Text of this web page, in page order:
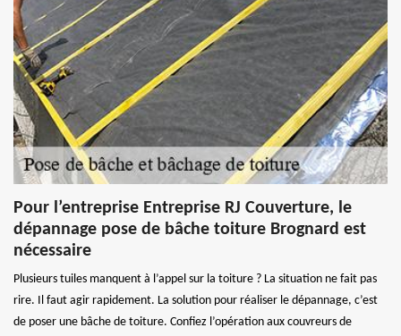
Pour l’entreprise Entreprise RJ Couverture, le
dépannage pose de bâche toiture Brognard est
nécessaire
Plusieurs tuiles manquent à l’appel sur la toiture ? La situation ne fait pas
rire. Il faut agir rapidement. La solution pour réaliser le dépannage, c’est
de poser une bâche de toiture. Confiez l’opération aux couvreurs de